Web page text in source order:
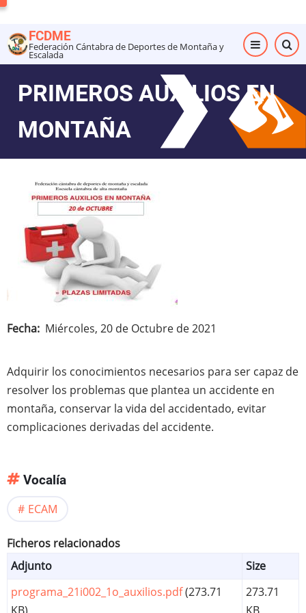
al
contenido
principal
FCDME
Federación Cántabra de Deportes de Montaña y
Escalada
PRIMEROS AUXILIOS EN
MONTAÑA
Fecha Miércoles, 20 de Octubre de 2021
Adquirir los conocimientos necesarios para ser capaz de
resolver los problemas que plantea un accidente en
montaña, conservar la vida del accidentado, evitar
complicaciones derivadas del accidente.
Vocalía
ECAM
Ficheros relacionados
Adjunto
Size
programa_21i002_1o_auxilios.pdf(273.71
273.71